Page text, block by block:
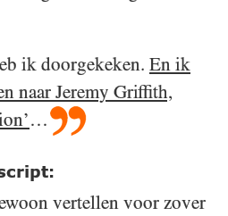
ik doorgekeken. En ik
naar Jeremy Griffith,
…
vertellen voor zover